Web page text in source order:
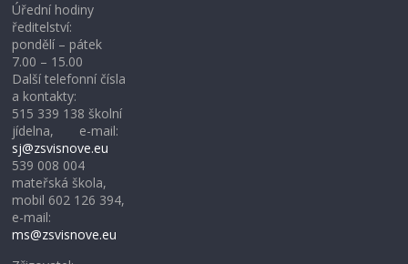
Úřední hodiny
ředitelství:
pondělí – pátek
7.00 – 15.00
Další telefonní čísla
a kontakty:
515 339 138 školní
jídelna, e-mail:
sj@zsvisnove.eu
539 008 004
mateřská škola,
mobil 602 126 394,
e-mail:
ms@zsvisnove.eu